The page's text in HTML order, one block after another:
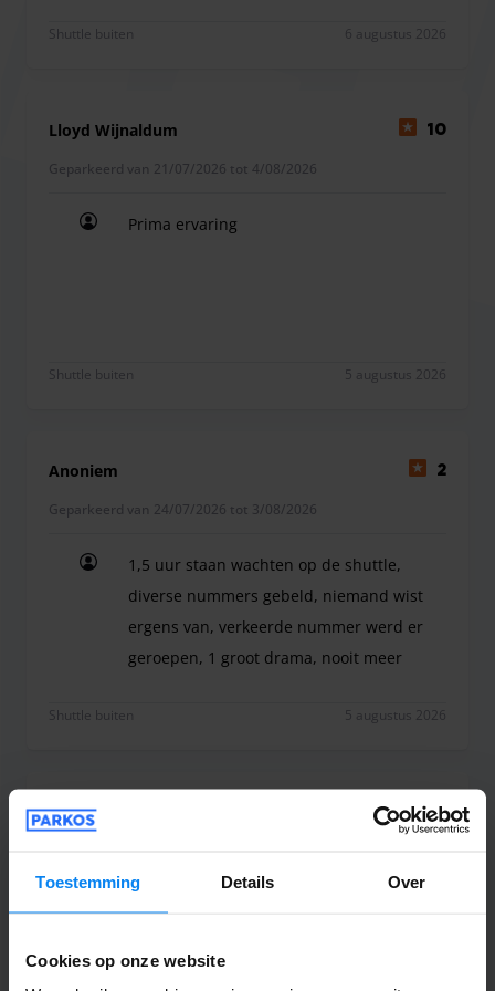
Toestemming Details Over
Cookies op onze website
sleutels meenemen. Naast het parkeren kunt u ook gebruik
Bij Comfort Parking staat uw auto op het veilig terrein. Er is
Shuttle buiten 6 augustus 2026
Lloyd Wijnaldum 10
Geparkeerd van 21/07/2026 tot 4/08/2026
Prima ervaring
Shuttle buiten 5 augustus 2026
Anoniem 2
Geparkeerd van 24/07/2026 tot 3/08/2026
1,5 uur staan wachten op de shuttle,
diverse nummers gebeld, niemand wist
ergens van, verkeerde nummer werd er
geroepen, 1 groot drama, nooit meer
Shuttle buiten 5 augustus 2026
Nick Bruyneel 10